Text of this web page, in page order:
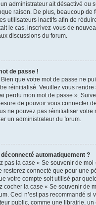
administrateur ait désactivé ou
raison. De plus, beaucoup de
utilisateurs inactifs afin de
le cas, inscrivez-vous de
discussions du forum.
de passe !
que votre mot de passe ne
réinitialisé. Veuillez vous
perdu mon mot de passe ».
de pouvoir vous connecter
ne pouvez pas réinitialiser votre
un administrateur du forum.
automatiquement ?
pas la case « Se souvenir de moi
resterez connecté que pour une
votre compte soit utilisé par
cocher la case « Se souvenir de
Ceci n’est pas recommandé si
public, comme une librairie,